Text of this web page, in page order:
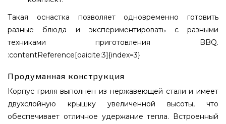
Такая оснастка позволяет одновременно готовить
разные блюда и экспериментировать с разными
техниками приготовления BBQ.
:contentReference[oaicite:3]{index=3}
Продуманная конструкция
Корпус гриля выполнен из нержавеющей стали и имеет
двухслойную крышку увеличенной высоты, что
обеспечивает отличное удержание тепла. Встроенный